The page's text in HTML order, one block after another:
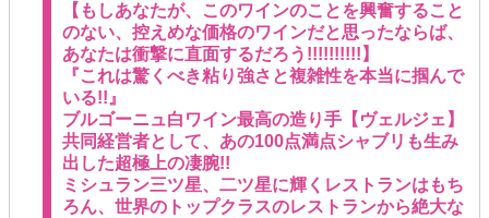
【もしあなたが、このワインのことを興奮すること
のない、控えめな価格のワインだと思ったならば、
あなたは衝撃に直面するだろう!!!!!!!!!!】
『これは驚くべき粘り強さと複雑性を本当に掴んで
いる!!』
ブルゴーニュ白ワイン最高の造り手【ヴェルジェ】
共同経営者として、あの100点満点シャブリも生み
出した超極上の凄腕!!
ミシュラン三ツ星、二ツ星に輝くレストランはもち
ろん、世界のトップクラスのレストランから絶大な